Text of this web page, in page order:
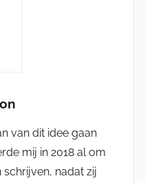
van dit idee gaan
mij in 2018 al om
nadat zij